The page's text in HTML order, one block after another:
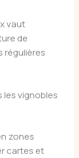
vaut
de
régulières
les vignobles
zones
cartes et